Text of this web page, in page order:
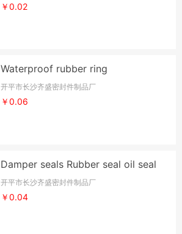
￥0.02
Waterproof rubber ring
开平市长沙齐盛密封件制品厂
￥0.06
Damper seals Rubber seal oil seal
开平市长沙齐盛密封件制品厂
￥0.04